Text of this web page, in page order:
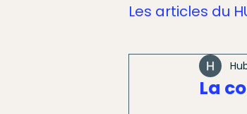
Les articles du
La